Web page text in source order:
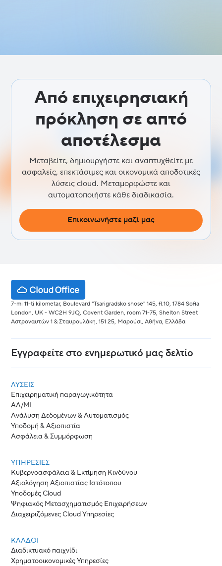
Από επιχειρησιακή
πρόκληση σε απτό
αποτέλεσμα
Μεταβείτε, δημιουργήστε και αναπτυχθείτε με
ασφαλείς, επεκτάσιμες και οικονομικά αποδοτικές
λύσεις cloud. Μεταμορφώστε και
αυτοματοποιήστε κάθε διαδικασία.
Επικοινωνήστε μαζί μας
7-mi 11-ti kilometar, Boulevard "Tsarigradsko shose" 145, fl.10, 1784 Sofia
London, UK - WC2H 9JQ, Covent Garden, room 71-75, Shelton Street
Αστροναυτών 1 & Σταυρουλάκη, 151 25, Μαρούσι, Αθήνα, Ελλάδα
Εγγραφείτε στο ενημερωτικό μας δελτίο
ΛΎΣΕΙΣ
Επιχειρηματική παραγωγικότητα
ΑΛ/ML
Ανάλυση Δεδομένων & Αυτοματισμός
Υποδομή & Αξιοπιστία
Ασφάλεια & Συμμόρφωση
ΥΠΗΡΕΣΙΕΣ
Κυβερνοασφάλεια & Εκτίμηση Κινδύνου
Αξιολόγηση Αξιοπιστίας Ιστότοπου
Υποδομές Cloud
Ψηφιακός Μετασχηματισμός Επιχειρήσεων
Διαχειριζόμενες Cloud Υπηρεσίες
ΚΛΆΔΟΙ
Διαδικτυακό παιχνίδι
Χρηματοοικονομικές Υπηρεσίες